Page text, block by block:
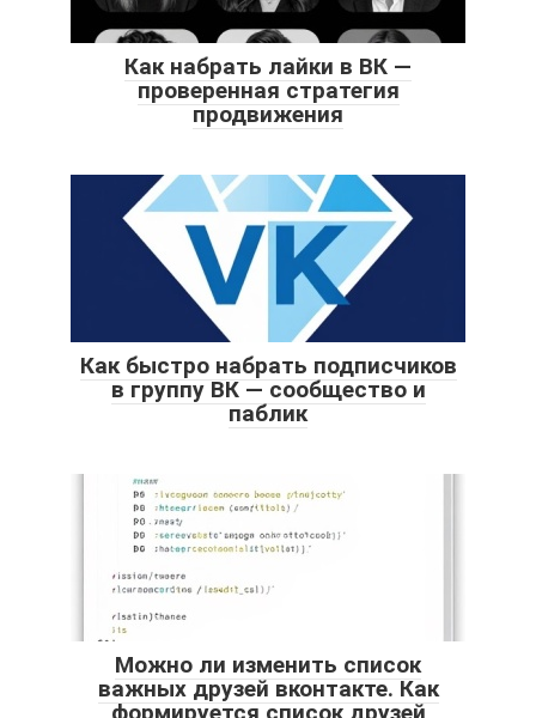
Как набрать лайки в ВК —
проверенная стратегия
продвижения
Как быстро набрать подписчиков
в группу ВК — сообщество и
паблик
Можно ли изменить список
важных друзей вконтакте. Как